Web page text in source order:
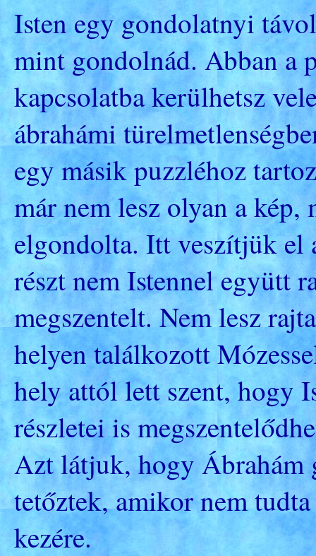
Isten egy gondolatnyi
mint gondolnád. Abban a
kapcsolatba kerülhetsz
ábrahámi
egy másik puzzléhoz
már nem lesz olyan a kép,
elgondolta. Itt veszítjük el
részt nem Istennel együtt
megszentelt. Nem lesz
helyen találkozott
hely attól lett szent, hogy
részletei is
Azt látjuk, hogy Ábrahám
tetőztek, amikor nem
kezére.